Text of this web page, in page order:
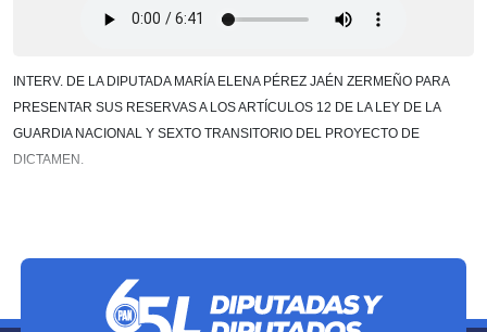
INTERV. DE LA DIPUTADA MARÍA ELENA PÉREZ JAÉN ZERMEÑO PARA
PRESENTAR SUS RESERVAS A LOS ARTÍCULOS 12 DE LA LEY DE LA
GUARDIA NACIONAL Y SEXTO TRANSITORIO DEL PROYECTO DE
DICTAMEN.